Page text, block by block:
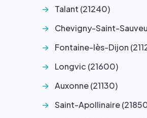
Talant (21240)
Chevigny-Saint-
Fontaine-lès-Dijon
Longvic (21600)
Auxonne (21130)
Saint-Apollinaire